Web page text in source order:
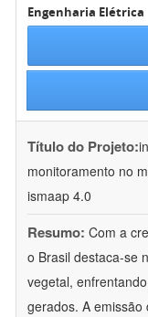
Engenharia Elétrica
Título do Projeto:
monitoramento no
ismaap 4.0
Resumo: Com a
o Brasil destaca-se
vegetal,
gerados. A